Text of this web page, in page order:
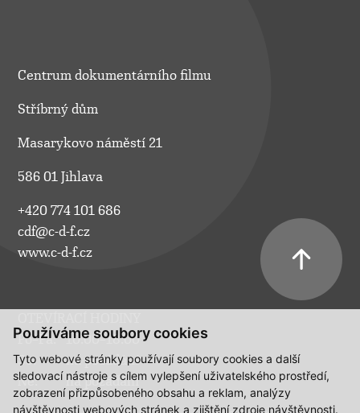
Používáme soubory cookies
Tyto webové stránky používají soubory cookies a další
sledovací nástroje s cílem vylepšení uživatelského prostředí,
zobrazení přizpůsobeného obsahu a reklam, analýzy
návštěvnosti webových stránek a zjištění zdroje návštěvnosti.
Centrum dokumentárního filmu
Stříbrný dům
Masarykovo náměstí 21
586 01 Jihlava
+420 774 101 686
cdf@c-d-f.cz
www.c-d-f.cz
Po–Pá:
10.00–18.00
So:
na požádání
Ne:
na požádání